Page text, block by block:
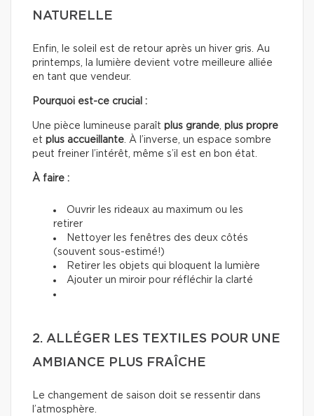
NATURELLE
Enfin, le soleil est de retour après un hiver gris. Au
printemps, la lumière devient votre meilleure alliée
en tant que vendeur.
Pourquoi est-ce crucial :
Une pièce lumineuse paraît plus grande, plus propre
et plus accueillante. À l’inverse, un espace sombre
peut freiner l’intérêt, même s’il est en bon état.
À faire :
Ouvrir les rideaux au maximum ou les
retirer
Nettoyer les fenêtres des deux côtés
(souvent sous-estimé!)
Retirer les objets qui bloquent la lumière
Ajouter un miroir pour réfléchir la clarté
2. ALLÉGER LES TEXTILES POUR UNE
AMBIANCE PLUS FRAÎCHE
Le changement de saison doit se ressentir dans
l’atmosphère.